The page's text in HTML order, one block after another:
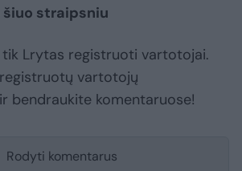
straipsniu
Lrytas registruoti vartotojai.
vartotojų
bendraukite komentaruose!
Rodyti komentarus